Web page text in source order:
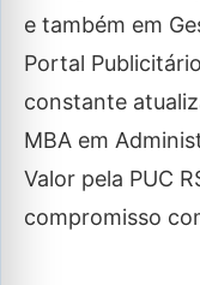
e também em
Portal
constante
MBA em
Valor pela PUC
compromisso